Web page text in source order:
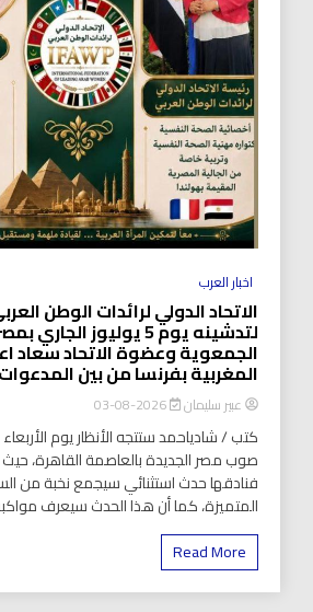
اخبار العرب
الاتحاد الدولي لرائدات الوطن
لتدشينه يوم 5 يوليوز
الجمعوية وعضوة الاتحاد سعاد
المغربية بفرنسا من بين
عبير سليمان 2026-08-03
صوب مصر الجديدة بالعاصمة القاهرة،
فنادقها حدث استثنائي سيجمع نخبة من
المتميزة، كما أن هذا الحدث سيعرف
Read More